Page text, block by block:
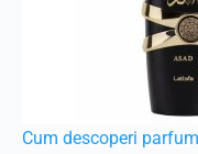
Cum descoperi